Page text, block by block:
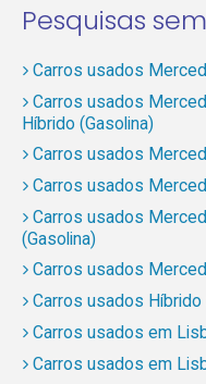
Pesquisas
Carros usados
Carros usados
Híbrido (Gasolina)
Carros usados
Carros usados
Carros usados
(Gasolina)
Carros usados
Carros usados Híbrido
Carros usados em
Carros usados em